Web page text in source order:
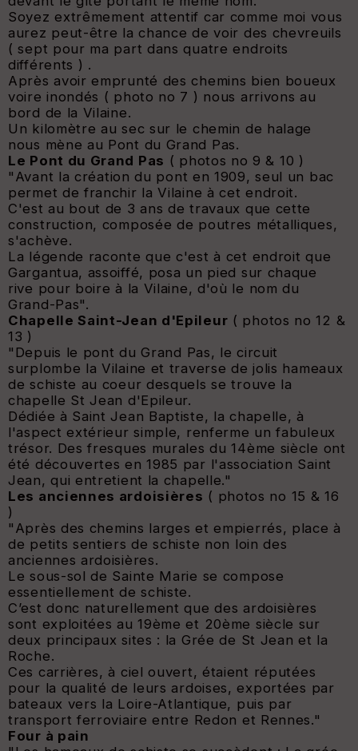
Soyez extrêmement attentif car comme moi vous
aurez peut-être la chance de voir des chevreuils
( sept pour ma part dans quatre endroits
différents ) .
Après avoir emprunté des chemins bien boueux
voire inondés ( photo no 7 ) nous arrivons au
bord de la Vilaine.
Un kilomètre au sec sur le chemin de halage
nous mène au Pont du Grand Pas.
Le Pont du Grand Pas ( photos no 9 & 10 )
" Avant la création du pont en 1909, seul un bac
permet de franchir la Vilaine à cet endroit.
C'est au bout de 3 ans de travaux que cette
construction, composée de poutres métalliques,
s'achève.
La légende raconte que c'est à cet endroit que
Gargantua, assoiffé, posa un pied sur chaque
rive pour boire à la Vilaine, d'où le nom du
Grand-Pas".
Chapelle Saint-Jean d'Epileur ( photos no 12 &
13 )
" Depuis le pont du Grand Pas, le circuit
surplombe la Vilaine et traverse de jolis hameaux
de schiste au coeur desquels se trouve la
chapelle St Jean d'Epileur.
Dédiée à Saint Jean Baptiste, la chapelle, à
l'aspect extérieur simple, renferme un fabuleux
trésor. Des fresques murales du 14ème siècle ont
été découvertes en 1985 par l'association Saint
Jean, qui entretient la chapelle."
Les anciennes ardoisières ( photos no 15 & 16
)
" Après des chemins larges et empierrés, place à
de petits sentiers de schiste non loin des
anciennes ardoisières.
Le sous-sol de Sainte Marie se compose
essentiellement de schiste.
C’est donc naturellement que des ardoisières
sont exploitées au 19ème et 20ème siècle sur
deux principaux sites : la Grée de St Jean et la
Roche.
Ces carrières, à ciel ouvert, étaient réputées
pour la qualité de leurs ardoises, exportées par
bateaux vers la Loire-Atlantique, puis par
transport ferroviaire entre Redon et Rennes."
Four à pain